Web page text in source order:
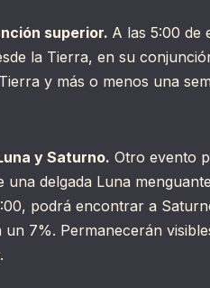
superior. A las 5:00 de
la Tierra, en su
y más o menos una
y Saturno. Otro evento
una delgada Luna
podrá encontrar a
7%. Permanecerán